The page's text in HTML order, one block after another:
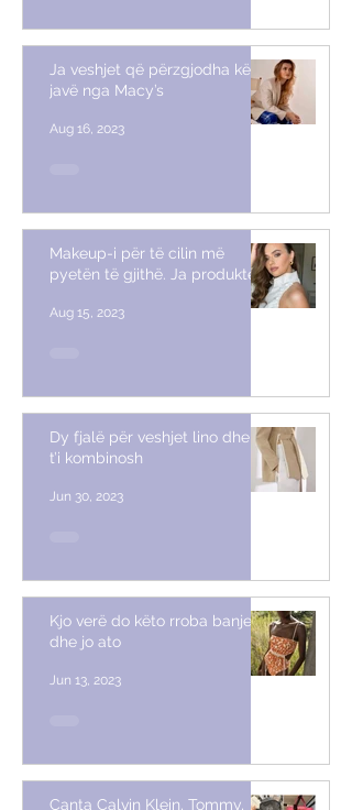
Ja veshjet që përzgjodha këtë
javë nga Macy’s
Aug 16, 2023
Makeup-i për të cilin më
pyetën të gjithë. Ja produktet
Aug 15, 2023
Dy fjalë për veshjet lino dhe si
t’i kombinosh
Jun 30, 2023
Kjo verë do këto rroba banje
dhe jo ato
Jun 13, 2023
Çanta Calvin Klein, Tommy,